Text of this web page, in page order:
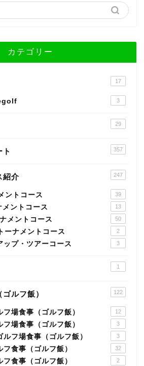
カテゴリー
17
3
29
357
紹介 247
ントコース 39
ントコース 13
メントコース 50
ーナメントコース 2
ップ・ツアーコース 3
1
ルフ飯） 122
フ場食事（ゴルフ飯） 12
フ場食事（ゴルフ飯） 3
ルフ場食事（ゴルフ飯） 3
食事（ゴルフ飯） 32
食事（ゴルフ飯） 2